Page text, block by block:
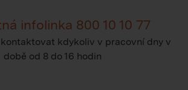
infolinka 800 10 10 77
kdykoliv v pracovní dny v
době od 8 do 16 hodin